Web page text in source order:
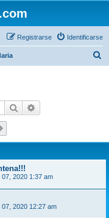
Identificarse
Registrarse
Buscar
07, 2020 1:37 am
07, 2020 12:27 am